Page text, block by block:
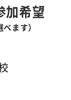
加希望
ます）